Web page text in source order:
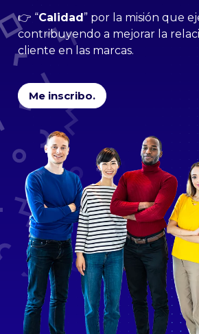
👉 “Calidad ” por la misión que
contribuyendo a mejorar la
cliente en las marcas.
Me inscribo.